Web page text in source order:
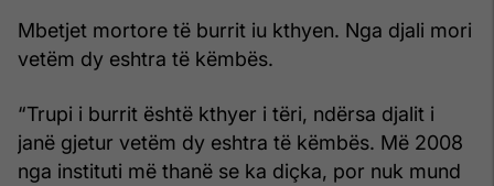
Mbetjet mortore të burrit iu kthyen. Nga djali mori
vetëm dy eshtra të këmbës.
“Trupi i burrit është kthyer i tëri, ndërsa djalit i
janë gjetur vetëm dy eshtra të këmbës. Më 2008
nga instituti më thanë se ka diçka, por nuk mund